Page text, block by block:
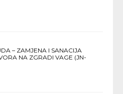
– ZAMJENA I SANACIJA
NA ZGRADI VAGE (JN-